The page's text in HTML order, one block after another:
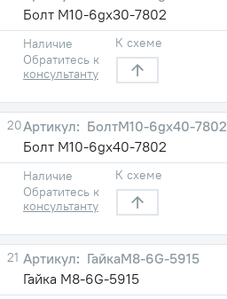
Болт M10-6gх30-7802
Наличие
Обратитесь к
консультанту
К схеме
20
БолтM10-6gх40-7802
Болт M10-6gх40-7802
Наличие
Обратитесь к
консультанту
К схеме
21
ГайкаM8-6G-5915
Гайка M8-6G-5915